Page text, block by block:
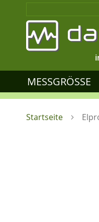
MESSGRÖSSE
Startseite